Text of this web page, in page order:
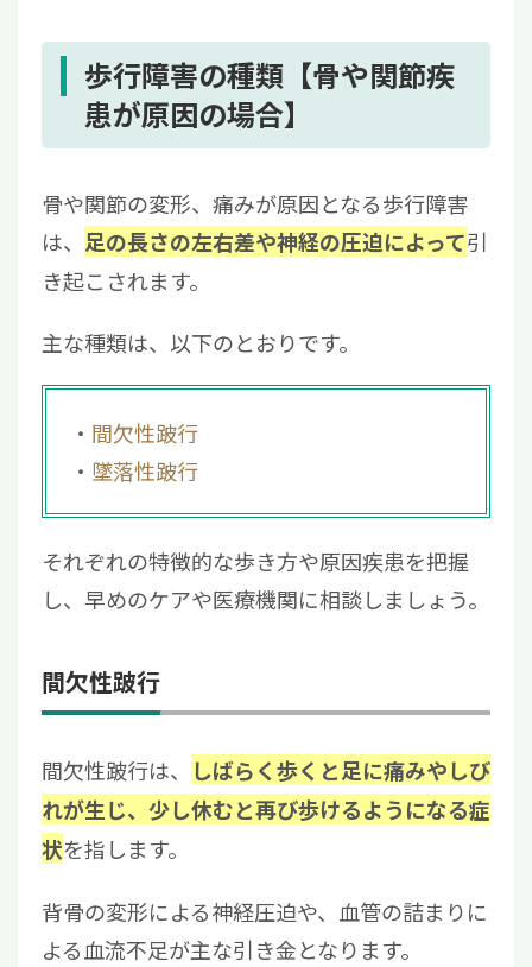
歩行障害の種類【骨や関節疾
患が原因の場合】
骨や関節の変形、痛みが原因となる歩行障害
は、 足の長さの左右差や神経の圧迫によって引
き起こされます。
主な種類は、以下のとおりです。
間欠性跛行
墜落性跛行
それぞれの特徴的な歩き方や原因疾患を把握
し、早めのケアや医療機関に相談しましょう。
間欠性跛行
間欠性跛行は、
しばらく歩くと足に痛みやしび
れが生じ、少し休むと再び歩けるようになる症
状を指します。
背骨の変形による神経圧迫や、血管の詰まりに
よる血流不足が主な引き金となります。